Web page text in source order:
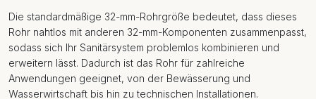
Die standardmäßige 32-mm-Rohrgröße bedeutet, dass dieses
Rohr nahtlos mit anderen 32-mm-Komponenten zusammenpasst,
sodass sich Ihr Sanitärsystem problemlos kombinieren und
erweitern lässt. Dadurch ist das Rohr für zahlreiche
Anwendungen geeignet, von der Bewässerung und
Wasserwirtschaft bis hin zu technischen Installationen.